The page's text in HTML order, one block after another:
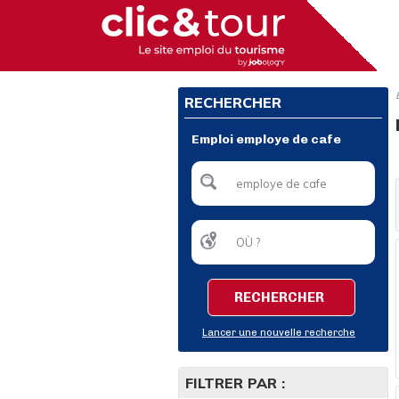
RECHERCHER
Emploi employe de cafe
RECHERCHER
Lancer une nouvelle recherche
FILTRER PAR :